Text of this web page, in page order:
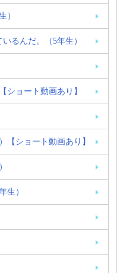
）
るんだ。（5年生）
ショート動画あり】
【ショート動画あり】
生）